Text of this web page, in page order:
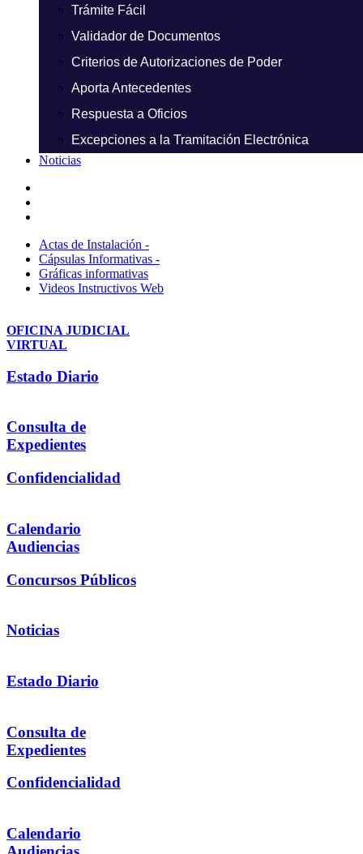
Trámite Fácil
Validador de Documentos
Criterios de Autorizaciones de Poder
Aporta Antecedentes
Respuesta a Oficios
Excepciones a la Tramitación Electrónica
Noticias
Actas de Instalación -
Cápsulas Informativas -
Gráficas informativas
Videos Instructivos Web
OFICINA JUDICIAL
VIRTUAL
Estado Diario
Consulta de
Expedientes
Confidencialidad
Calendario
Audiencias
Concursos Públicos
Noticias
Estado Diario
Consulta de
Expedientes
Confidencialidad
Calendario